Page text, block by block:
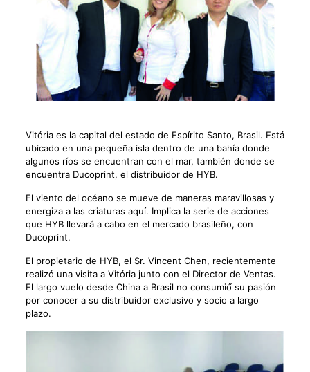
Vitória es la capital del estado de Espírito Santo, Brasil. Está
ubicado en una pequeña isla dentro de una bahía donde
algunos ríos se encuentran con el mar, también donde se
encuentra Ducoprint, el distribuidor de HYB.
El viento del océano se mueve de maneras maravillosas y
energiza a las criaturas aquí́. Implica la serie de acciones
que HYB llevará a cabo en el mercado brasileño, con
Ducoprint.
El propietario de HYB, el Sr. Vincent Chen, recientemente
realizó una visita a Vitória junto con el Director de Ventas.
El largo vuelo desde China a Brasil no consumió́ su pasión
por conocer a su distribuidor exclusivo y socio a largo
plazo.